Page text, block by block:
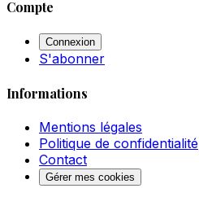
Compte
Connexion
S'abonner
Informations
Mentions légales
Politique de confidentialité
Contact
Gérer mes cookies